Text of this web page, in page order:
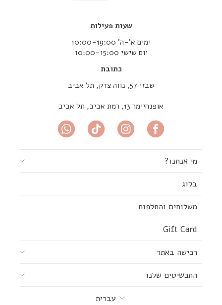
שעות פעילות
ימים א’-ה’ 10:00-19:00
יום שישי 10:00-15:00
כתובת
שבזי 57, נווה צדק, תל אביב
אופנהיימר 13, רמת אביב, תל אביב
מי אנחנו?
בלוג
משלוחים והחלפות
Gift Card
רכישה באתר
התכשיטים שלנו
שפהעברית